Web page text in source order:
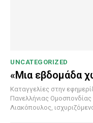
UNCATEGORIZED
«Μια εβδομάδα
Καταγγελίες στην
Πανελλήνιας
Λιακόπουλος,